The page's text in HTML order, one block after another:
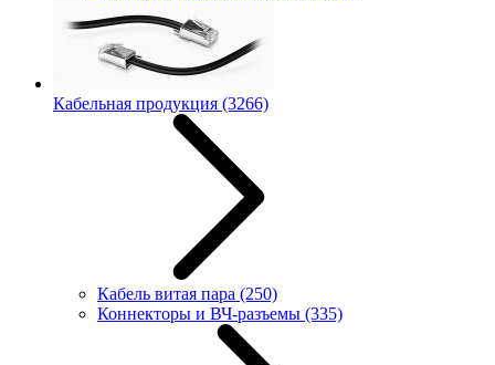
Кабельная продукция (3266)
Кабель витая пара (250)
Коннекторы и ВЧ-разъемы (335)